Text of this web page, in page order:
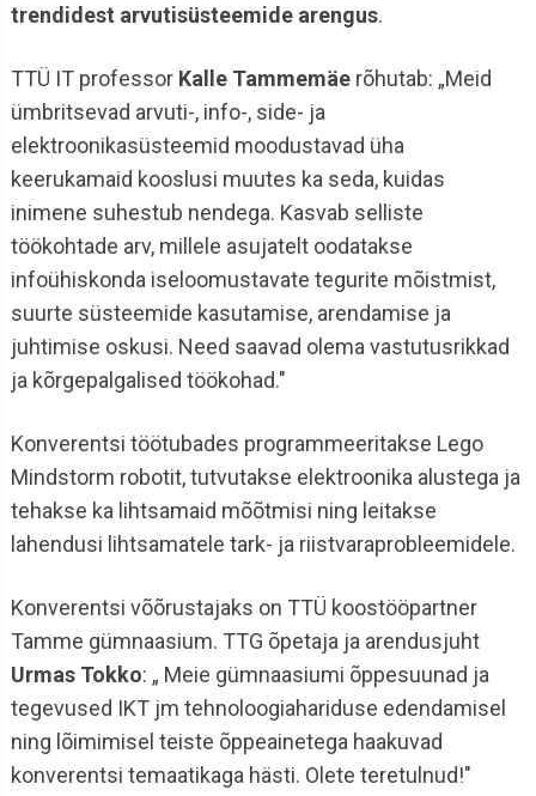
trendidest arvutisüsteemide arengus.
TTÜ IT professor Kalle Tammemäerõhutab: „Meid
ümbritsevad arvuti-, info-, side- ja
elektroonikasüsteemid moodustavad üha
keerukamaid kooslusi muutes ka seda, kuidas
inimene suhestub nendega. Kasvab selliste
töökohtade arv, millele asujatelt oodatakse
infoühiskonda iseloomustavate tegurite mõistmist,
suurte süsteemide kasutamise, arendamise ja
juhtimise oskusi. Need saavad olema vastutusrikkad
ja kõrgepalgalised töökohad."
Konverentsi töötubades programmeeritakse Lego
Mindstorm robotit, tutvutakse elektroonika alustega ja
tehakse ka lihtsamaid mõõtmisi ning leitakse
lahendusi lihtsamatele tark- ja riistvaraprobleemidele.
Konverentsi võõrustajaks on TTÜ koostööpartner
Tamme gümnaasium. TTG õpetaja ja arendusjuht
Urmas Tokko: „ Meie gümnaasiumi õppesuunad ja
tegevused IKT jm tehnoloogiahariduse edendamisel
ning lõimimisel teiste õppeainetega haakuvad
konverentsi temaatikaga hästi. Olete teretulnud!"